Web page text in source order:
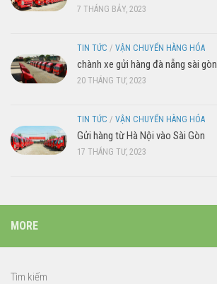
7 THÁNG BẢY, 2023
TIN TỨC / VẬN CHUYỂN HÀNG HÓA
chành xe gửi hàng đà nẵng sài gòn
20 THÁNG TƯ, 2023
TIN TỨC / VẬN CHUYỂN HÀNG HÓA
Gửi hàng từ Hà Nội vào Sài Gòn
17 THÁNG TƯ, 2023
MORE
Tìm kiếm